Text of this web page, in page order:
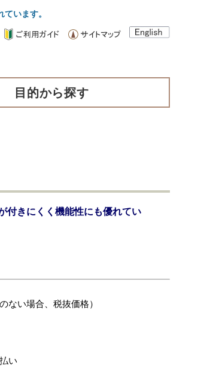
います。
目的から探す
付きにくく機能性にも優れてい
ない場合、税抜価格）
い